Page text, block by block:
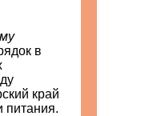
в
край
питания.